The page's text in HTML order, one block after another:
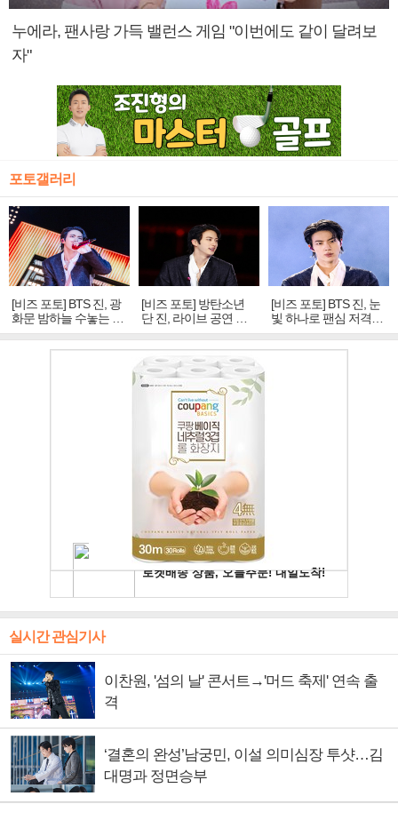
누에라, 팬사랑 가득 밸런스 게임 "이번에도 같이 달려보
자"
포토갤러리
[비즈 포토] BTS 진, 광
화문 밤하늘 수놓는 '비
주얼 킹'의 열창
[비즈 포토] 방탄소년
단 진, 라이브 공연 중
빛나는 독보적 아우라
[비즈 포토] BTS 진, 눈
빛 하나로 팬심 저격…
독보적 카리스마
실시간 관심기사
이찬원, '섬의 날' 콘서트→'머드 축제' 연속 출
격
‘결혼의 완성’남궁민, 이설 의미심장 투샷…김
대명과 정면승부